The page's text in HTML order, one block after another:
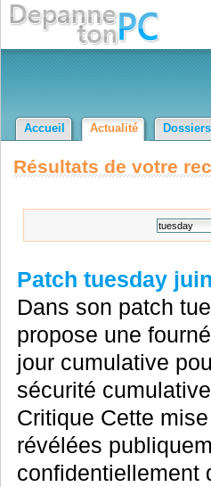
Accueil Actualité Dossiers
Résultats de votre
Patch tuesday
Dans son patch
propose une
jour cumulative
sécurité
Critique Cette
révélées
confidentiellement